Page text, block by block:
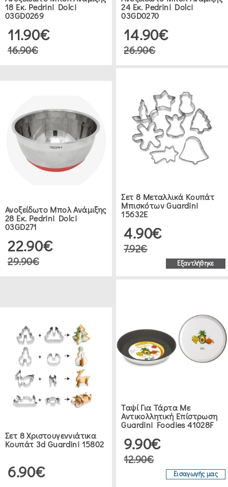
18 Εκ. Pedrini Dolci
03GD0269
11.90€
16.90€
24 Εκ. Pedrini Dolci
03GD0270
14.90€
26.90€
Ανοξείδωτο Μπολ Ανάμιξης
28 Εκ. Pedrini Dolci
03GD271
22.90€
29.90€
Σετ 8 Μεταλλικά Κουπάτ
Μπισκότων Guardini
15632E
4.90€
7.92€
Εξαντλήθηκε
Σετ 8 Χριστουγεννιάτικα
Κουπάτ 3d Guardini 15802
6.90€
Ταψί Για Τάρτα Με
Αντικολλητική Επίστρωση
Guardini Foodies 41028F
9.90€
12.90€
Εισαγωγής μας
|
ΠΙΆΣΤΡΕΣ
|
ΠΟΔΙΈΣ
ΛΥΌΜΕΝΕΣ
ΦΌΡΜΕΣ
ΖΑΧΑΡΟΠΛΑΣΤΙΚΉΣ
ΦΌΡΜΕΣ
ΓΙΑ
-
MUFFIN
(12)
ΦΌΡΜΕΣ
ΣΙΛΙΚΌΝΗΣ
(13)
ΓΙΑ
(7)